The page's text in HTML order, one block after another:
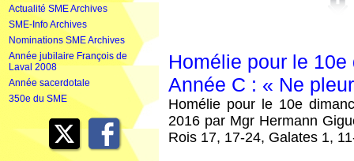
Actualité SME Archives
SME-Info Archives
Nominations SME Archives
Année jubilaire François de
Laval 2008
Année sacerdotale
350e du SME
Homélie pour le
Année C : « Ne
Homélie pour le 10e
2016 par Mgr Hermann
Rois 17, 17-24, Galates 1,